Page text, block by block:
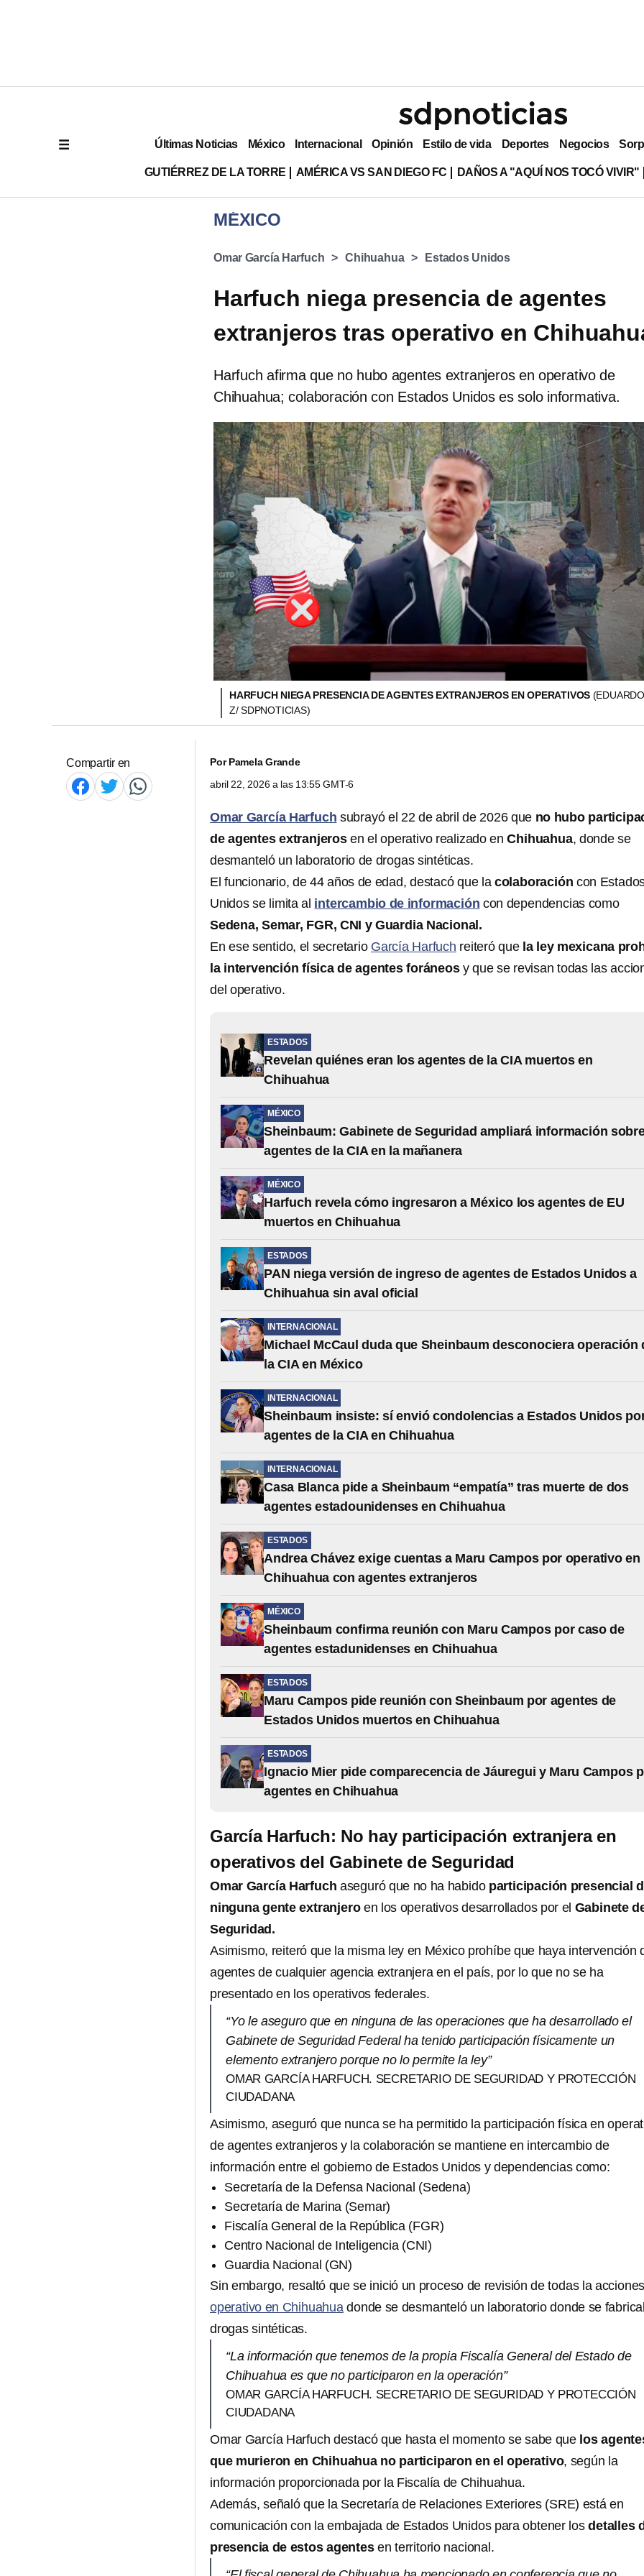
Últimas Noticias México Internacional Opinión Estilo de vida Deportes Negocios
GUTIÉRREZ DE LA TORRE AMÉRICA VS SAN DIEGO FC DAÑOS A "AQUÍ NOS TOCÓ VIVIR"
MÉXICO
Omar García Harfuch Chihuahua Estados Unidos
Harfuch niega presencia de agentes
extranjeros tras operativo en
Harfuch afirma que no hubo agentes extranjeros en operativo de
Chihuahua; colaboración con Estados Unidos es solo informativa.
HARFUCH NIEGA PRESENCIA DE AGENTES EXTRANJEROS EN OPERATIVOS
Z/ SDPNOTICIAS)
Compartir en PorPamela Grande
abril 22, 2026 a las 13:55 GMT-6
Omar García Harfuch subrayó el 22 de abril de 2026 que no hubo
de agentes extranjerosen el operativo realizado enChihuahua, donde se
desmanteló un laboratorio de drogas sintéticas.
El funcionario, de 44 años de edad, destacó que la colaboración con
Unidos se limita al intercambio de información con dependencias como
Sedena, Semar, FGR, CNI y Guardia Nacional.
En ese sentido, el secretario García Harfuch reiteró que la ley mexicana
la intervención física de agentes foráneosy que se revisan todas las
del operativo.
ESTADOS
Revelan quiénes eran los agentes de la CIA muertos en
Chihuahua
MÉXICO
Sheinbaum: Gabinete de Seguridad ampliará información
agentes de la CIA en la mañanera
MÉXICO
Harfuch revela cómo ingresaron a México los agentes de EU
muertos en Chihuahua
ESTADOS
PAN niega versión de ingreso de agentes de Estados Unidos a
Chihuahua sin aval oficial
INTERNACIONAL
Michael McCaul duda que Sheinbaum desconociera operación
la CIA en México
INTERNACIONAL
Sheinbaum insiste: sí envió condolencias a Estados Unidos
agentes de la CIA en Chihuahua
INTERNACIONAL
Casa Blanca pide a Sheinbaum “empatía” tras muerte de dos
agentes estadounidenses en Chihuahua
ESTADOS
Andrea Chávez exige cuentas a Maru Campos por operativo en
Chihuahua con agentes extranjeros
MÉXICO
Sheinbaum confirma reunión con Maru Campos por caso de
agentes estadunidenses en Chihuahua
ESTADOS
Maru Campos pide reunión con Sheinbaum por agentes de
Estados Unidos muertos en Chihuahua
ESTADOS
Ignacio Mier pide comparecencia de Jáuregui y Maru Campos
agentes en Chihuahua
García Harfuch: No hay participación extranjera en
operativos del Gabinete de Seguridad
Omar García Harfuch aseguró que no ha habido participación presencial
ninguna gente extranjeroen los operativos desarrollados por el Gabinete
Seguridad.
Asimismo, reiteró que la misma ley en México prohíbe que haya intervención
agentes de cualquier agencia extranjera en el país, por lo que no se ha
presentado en los operativos federales.
“Yo le aseguro que en ninguna de las operaciones que ha desarrollado el
Gabinete de Seguridad Federal ha tenido participación físicamente un
elemento extranjero porque no lo permite la ley”
OMAR GARCÍA HARFUCH. SECRETARIO DE SEGURIDAD Y PROTECCIÓN
CIUDADANA
Asimismo, aseguró que nunca se ha permitido la participación física en
de agentes extranjeros y la colaboración se mantiene en intercambio de
información entre el gobierno de Estados Unidos y dependencias como:
Secretaría de la Defensa Nacional (Sedena)
Secretaría de Marina (Semar)
Fiscalía General de la República (FGR)
Centro Nacional de Inteligencia (CNI)
Guardia Nacional (GN)
Sin embargo, resaltó que se inició un proceso de revisión de todas la
operativo en Chihuahuadonde se desmanteló un laboratorio donde se
drogas sintéticas.
“La información que tenemos de la propia Fiscalía General del Estado de
Chihuahua es que no participaron en la operación”
OMAR GARCÍA HARFUCH. SECRETARIO DE SEGURIDAD Y PROTECCIÓN
CIUDADANA
Omar García Harfuch destacó que hasta el momento se sabe que los
que murieron en Chihuahua no participaron en el operativo, según la
información proporcionada por la Fiscalía de Chihuahua.
Además, señaló que la Secretaría de Relaciones Exteriores (SRE) está en
comunicación con la embajada de Estados Unidos para obtener losdetalles
presencia de estos agentesen territorio nacional.